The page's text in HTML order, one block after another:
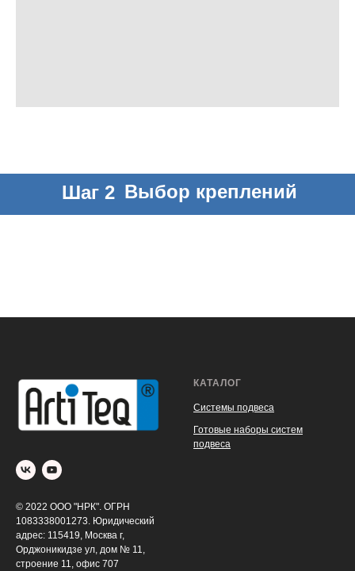
Шаг 2 Выбор креплений
© 2022 ООО "НРК". ОГРН
1083338001273. Юридический
адрес: 115419, Москва г,
Орджоникидзе ул, дом № 11,
строение 11, офис 707
КАТАЛОГ
Системы подвеса
Готовые наборы систем
подвеса